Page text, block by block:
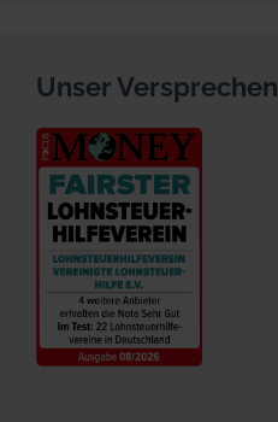
Unser Versprechen